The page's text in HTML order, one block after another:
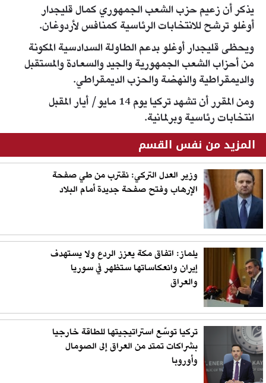
يذكر أن زعيم حزب الشعب الجمهوري كمال قليجدار
أوغلو ترشح للانتخابات الرئاسية كمنافس لأردوغان.
ويحظى قليجدار أوغلو بدعم الطاولة السدادسية المكونة
من أحزاب الشعب الجمهورية والجيد والسعادة والمستقبل
والديمقراطية والنهضة والحزب الديمقراطي.
ومن المقرر أن تشهد تركيا يوم 14 مايو/ أيار المقبل
انتخابات رئاسية وبرلمانية.
المزيد من نفس القسم
وزير العدل التركي: نقترب من طي صفحة
الإرهاب وفتح صفحة جديدة أمام البلاد
يلماز: اتفاق مكة يعزز الردع ولا يستهدف
إيران وانعكاساتها ستظهر في سوريا
والعراق
تركيا توسّع استراتيجيتها للطاقة خارجيا
بشراكات تمتد من العراق إلى الصومال
وأوروبا